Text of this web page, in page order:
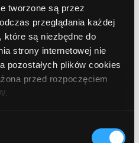
tworzone są przez
przeglądania każdej
które są niezbędne do
strony internetowej nie
pozostałych plików cookies
przed rozpoczęciem
cookies. Więcej:
Polityka
, Szczytno,
, Szczytno, Polska 45